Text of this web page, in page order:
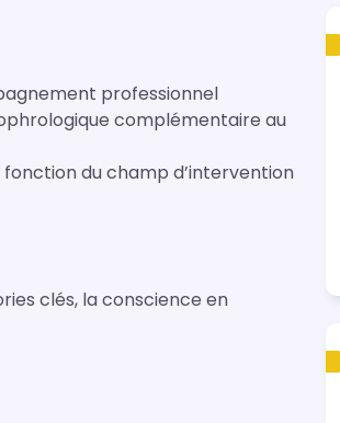
professionnel
complémentaire au
du champ d’intervention
clés, la conscience en